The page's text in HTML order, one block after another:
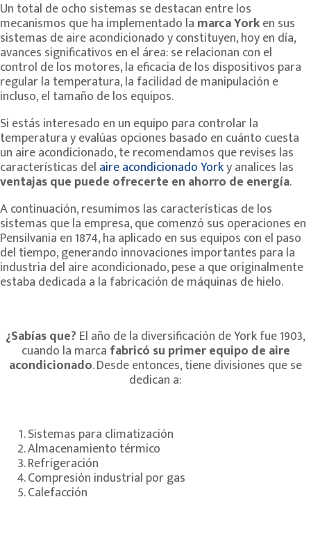
Un total de ocho sistemas se destacan entre los
mecanismos que ha implementado la marca Yorken sus
sistemas de aire acondicionado y constituyen, hoy en día,
avances significativos en el área: se relacionan con el
control de los motores, la eficacia de los dispositivos para
regular la temperatura, la facilidad de manipulación e
incluso, el tamaño de los equipos.
Si estás interesado en un equipo para controlar la
temperatura y evalúas opciones basado en cuánto cuesta
un aire acondicionado, te recomendamos que revises las
características del aire acondicionado Yorky analices las
ventajas que puede ofrecerte en ahorro de energía.
A continuación, resumimos las características de los
sistemas que la empresa, que comenzó sus operaciones en
Pensilvania en 1874, ha aplicado en sus equipos con el paso
del tiempo, generando innovaciones importantes para la
industria del aire acondicionado, pese a que originalmente
estaba dedicada a la fabricación de máquinas de hielo.
¿Sabías que? El año de la diversificación de York fue 1903,
cuando la marca fabricó su primer equipo de aire
acondicionado. Desde entonces, tiene divisiones que se
dedican a:
Sistemas para climatización
Almacenamiento térmico
Refrigeración
Compresión industrial por gas
Calefacción